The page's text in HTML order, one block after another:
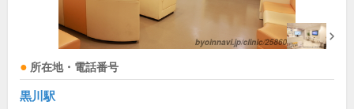
所在地・電話番号
黒川駅